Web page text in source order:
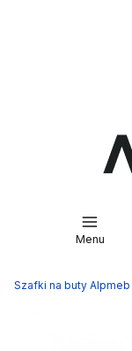
Menu
Szafki na buty Alpmeb